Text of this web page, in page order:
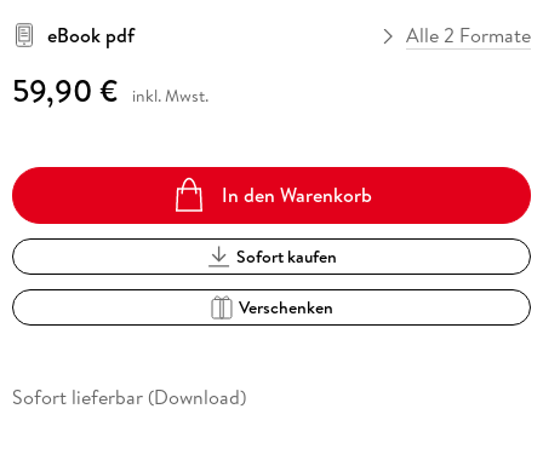
eBook pdf
Alle 2 Formate
59,90 € inkl. Mwst.
In den Warenkorb
Sofort kaufen
Verschenken
Sofort lieferbar (Download)